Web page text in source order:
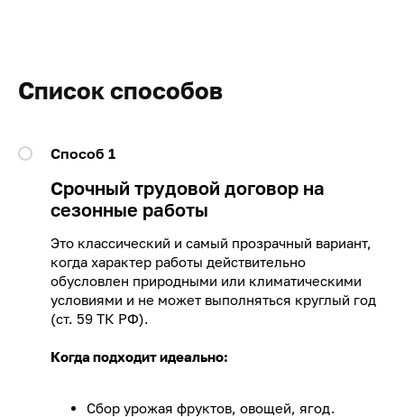
Список способов
Способ 1
Срочный трудовой договор на
сезонные работы
Это классический и самый прозрачный вариант,
когда характер работы действительно
обусловлен природными или климатическими
условиями и не может выполняться круглый год
(ст. 59 ТК РФ).
Когда подходит идеально:
Сбор урожая фруктов, овощей, ягод.